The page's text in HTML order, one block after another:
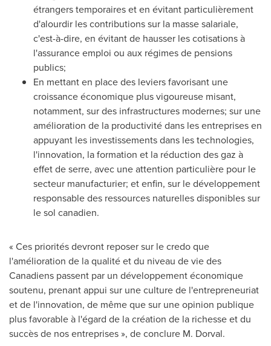
étrangers temporaires et en évitant particulièrement
d'alourdir les contributions sur la masse salariale,
c'est-à-dire, en évitant de hausser les cotisations à
l'assurance emploi ou aux régimes de pensions
publics;
En mettant en place des leviers favorisant une
croissance économique plus vigoureuse misant,
notamment, sur des infrastructures modernes; sur une
amélioration de la productivité dans les entreprises en
appuyant les investissements dans les technologies,
l'innovation, la formation et la réduction des gaz à
effet de serre, avec une attention particulière pour le
secteur manufacturier; et enfin, sur le développement
responsable des ressources naturelles disponibles sur
le sol canadien.
« Ces priorités devront reposer sur le credo que
l'amélioration de la qualité et du niveau de vie des
Canadiens passent par un développement économique
soutenu, prenant appui sur une culture de l'entrepreneuriat
et de l'innovation, de même que sur une opinion publique
plus favorable à l'égard de la création de la richesse et du
succès de nos entreprises », de conclure M. Dorval.